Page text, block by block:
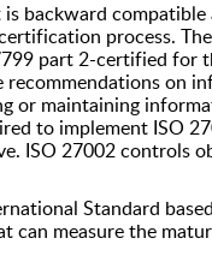
is backward
process.
part 2-certified for
on
or maintaining
to implement ISO
ISO 27002 controls
Standard
can measure the